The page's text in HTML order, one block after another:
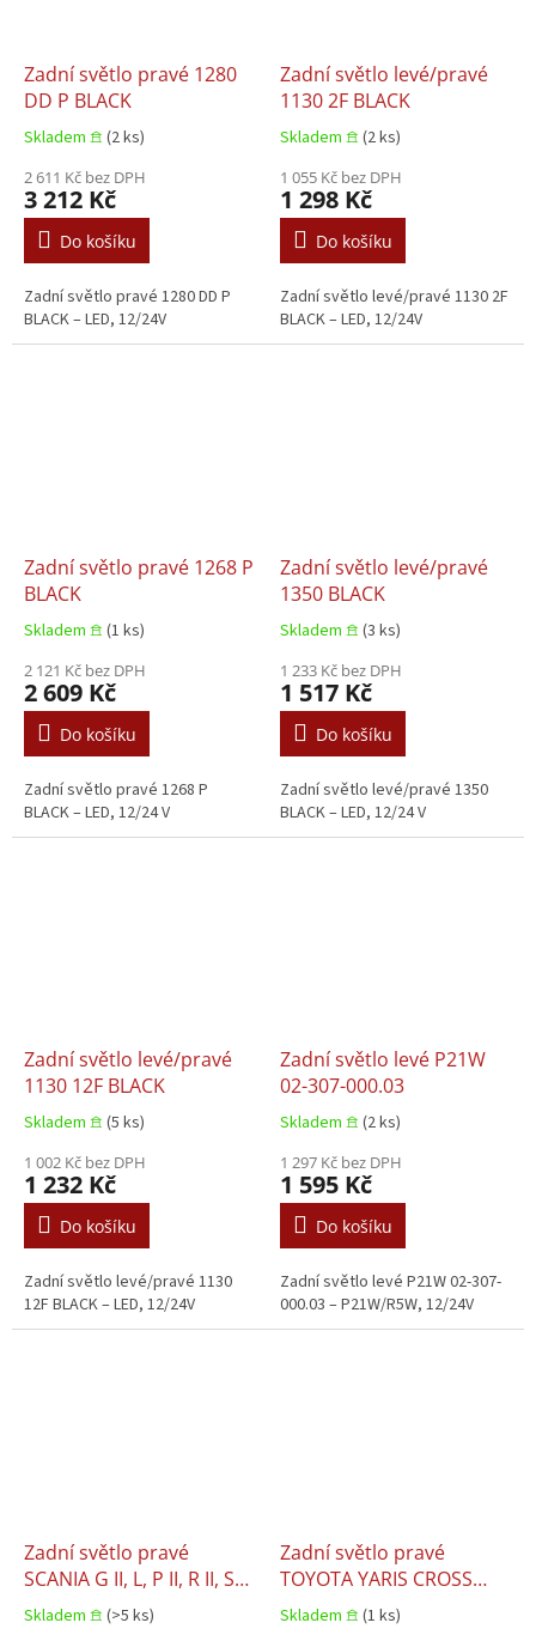
Zadní světlo pravé 1280
DD P BLACK
Skladem 𖠿 (2 ks)
2 611 Kč bez DPH
3 212 Kč
Do košíku
Zadní světlo pravé 1280 DD P
BLACK – LED, 12/24V
Zadní světlo levé/pravé
1130 2F BLACK
Skladem 𖠿 (2 ks)
1 055 Kč bez DPH
1 298 Kč
Do košíku
Zadní světlo levé/pravé 1130 2F
BLACK – LED, 12/24V
Zadní světlo pravé 1268 P
BLACK
Skladem 𖠿 (1 ks)
2 121 Kč bez DPH
2 609 Kč
Do košíku
Zadní světlo pravé 1268 P
BLACK – LED, 12/24 V
Zadní světlo levé/pravé
1350 BLACK
Skladem 𖠿 (3 ks)
1 233 Kč bez DPH
1 517 Kč
Do košíku
Zadní světlo levé/pravé 1350
BLACK – LED, 12/24 V
Zadní světlo levé/pravé
1130 12F BLACK
Skladem 𖠿 (5 ks)
1 002 Kč bez DPH
1 232 Kč
Do košíku
Zadní světlo levé/pravé 1130
12F BLACK – LED, 12/24V
Zadní světlo levé P21W
02-307-000.03
Skladem 𖠿 (2 ks)
1 297 Kč bez DPH
1 595 Kč
Do košíku
Zadní světlo levé P21W 02-307-
000.03 – P21W/R5W, 12/24V
Zadní světlo pravé
SCANIA G II, L, P II, R II, S
09.2016–09.2016
Skladem 𖠿 (>5 ks)
Zadní světlo pravé
TOYOTA YARIS CROSS
08.2020–08.2020
Skladem 𖠿 (1 ks)